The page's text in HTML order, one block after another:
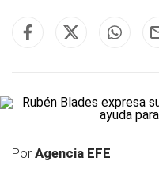
PorAgencia EFE